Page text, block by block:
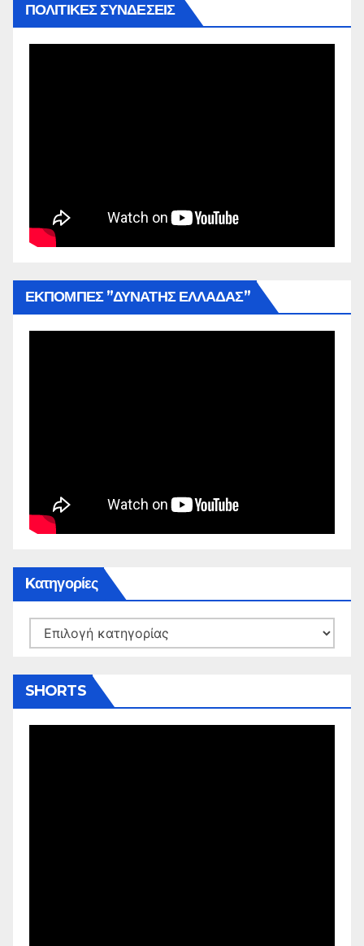
ΠΟΛΙΤΙΚΕΣ ΣΥΝΔΕΣΕΙΣ
ΕΚΠΟΜΠΕΣ ”ΔΥΝΑΤΗΣ ΕΛΛΑΔΑΣ”
Kατηγορίες
Kατηγορίες
SHORTS